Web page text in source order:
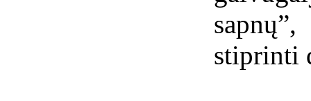
stiprinti